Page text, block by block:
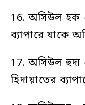
16. অসিউল হক
ব্যাপারে যাকে
17. অসিউল হুদা
হিদায়াতের